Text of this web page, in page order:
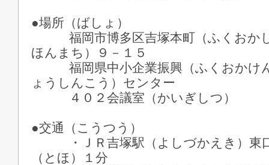
●場所（ばしょ）
福岡市博多区吉塚本町（ふくおか
ほんまち）９－１５
福岡県中小企業振興（ふくおかけ
ょうしんこう）センター
４０２会議室（かいぎしつ）
●交通（こうつう）
・ＪＲ吉塚駅（よしづかえき）東
（とほ）１分